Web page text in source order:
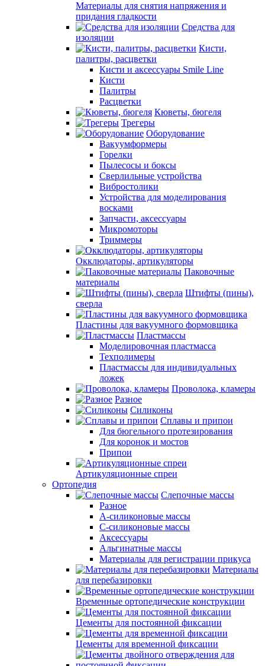
Материалы для снятия напряжения и
придания гладкости
Средства для
изоляции
Кисти,
палитры, расцветки
Кисти и аксессуары Smile Line
Кисти
Палитры
Расцветки
Кюветы, бюгеля
Трегеры
Оборудование
Вакуумформеры
Горелки
Пылесосы и боксы
Сверлильные устройства
Вибростолики
Устройства для моделирования
восками
Запчасти, аксессуары
Микромоторы
Триммеры
Окклюдаторы, артикуляторы
Паковочные
материалы
Штифты (пины),
сверла
Пластины для вакуумного формовщика
Пластмассы
Моделировочная пластмасса
Техполимеры
Пластмассы для индивидуальных
ложек
Проволока, кламеры
Разное
Силиконы
Сплавы и припои
Для бюгельного протезирования
Для коронок и мостов
Припои
Артикуляционные спреи
Ортопедия
Слепочные массы
Разное
А-силиконовые массы
С-силиконовые массы
Аксессуары
Альгинатные массы
Материалы для регистрации прикуса
Материалы
для перебазировки
Временные ортопедические конструкции
Цементы для постоянной фиксации
Цементы для временной фиксации